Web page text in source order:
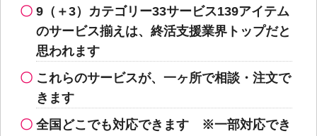
9（＋3）カテゴリー33サービス139アイテム
のサービス揃えは、終活支援業界トップだと
思われます
これらのサービスが、一ヶ所で相談・注文で
きます
全国どこでも対応できます ※一部対応でき